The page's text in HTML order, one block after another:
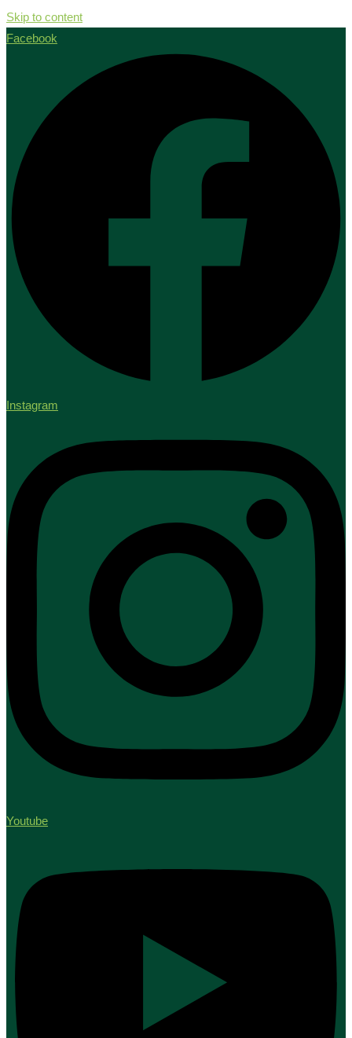
Skip to content
Facebook
Instagram
Youtube